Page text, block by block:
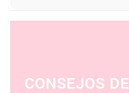
CONSEJOS DE